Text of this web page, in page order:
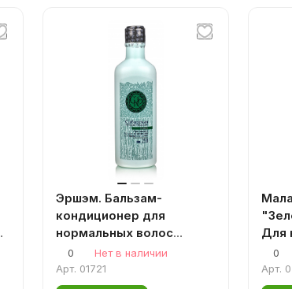
Эршэм. Бальзам-
кондиционер для
нормальных волос
250мл.
0
Нет в наличии
Арт. 01721
Для
0
Арт.